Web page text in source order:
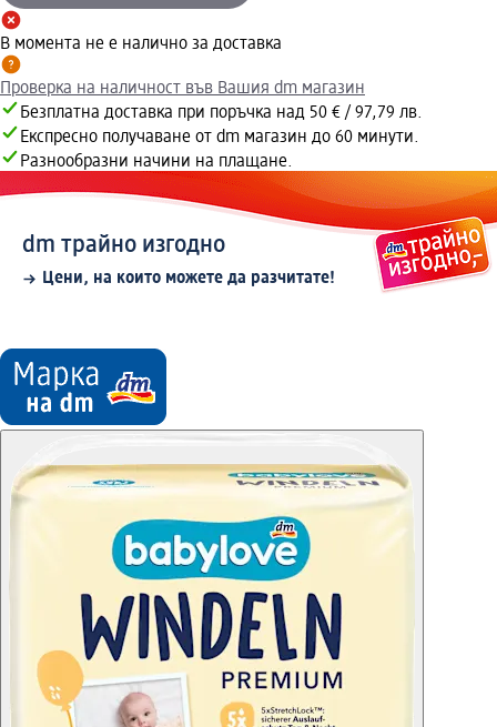
В момента не е налично за доставка
Проверка на наличност във Вашия dm магазин
Безплатна доставка при поръчка над 50 € / 97,79 лв.
Експресно получаване от dm магазин до 60 минути.
Разнообразни начини на плащане.
dm трайно изгодно
Цени, на които можете да разчитате!